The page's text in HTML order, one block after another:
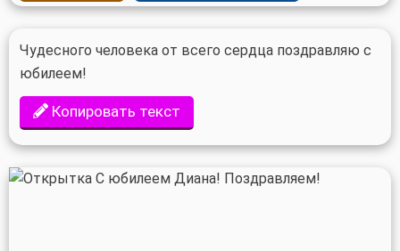
Чудесного человека от всего сердца поздравляю с
юбилеем!
Копировать текст